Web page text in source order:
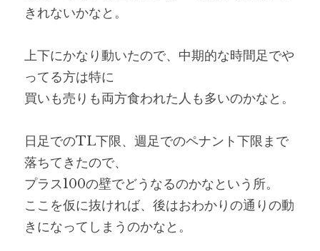
きれないかなと。
上下にかなり動いたので、中期的な時間足でや
ってる方は特に
買いも売りも両方食われた人も多いのかなと。
日足でのTL下限、週足でのペナント下限まで
落ちてきたので、
プラス100の壁でどうなるのかなという所。
ここを仮に抜ければ、後はおわかりの通りの動
きになってしまうのかなと。